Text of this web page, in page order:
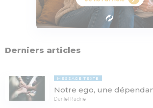
Derniers articles
MESSAGE TEXTE
Notre ego, une
Daniel Racine